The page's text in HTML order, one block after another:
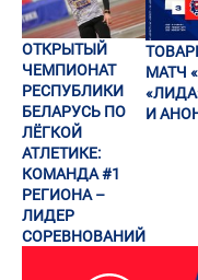
ОТКРЫТЫЙ
ЧЕМПИОНАТ
РЕСПУБЛИКИ
БЕЛАРУСЬ ПО
ЛЁГКОЙ
АТЛЕТИКЕ:
КОМАНДА #1
РЕГИОНА –
ЛИДЕР
СОРЕВНОВАНИЙ
МАТЧ
И